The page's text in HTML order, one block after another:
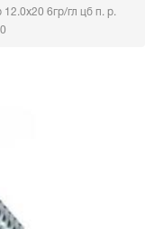
12.0х20 6гр/гл цб п. р.